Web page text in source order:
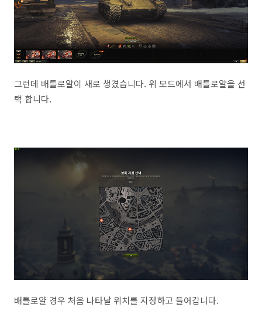
그런데 배틀로얄이 새로 생겼습니다. 위 모드에서 배틀로얄을 선
택 합니다.
배틀로얄 경우 처음 나타날 위치를 지정하고 들어갑니다.